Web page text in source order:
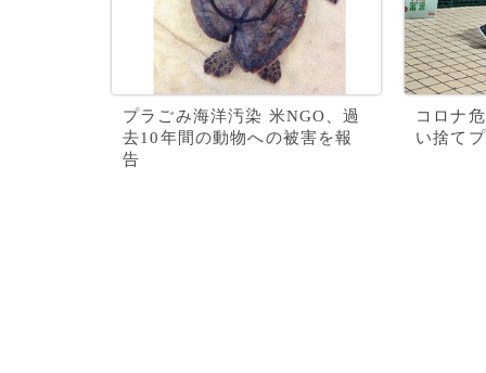
プラごみ海洋汚染 米NGO、過
去10年間の動物への被害を報
告
コロナ
い捨て